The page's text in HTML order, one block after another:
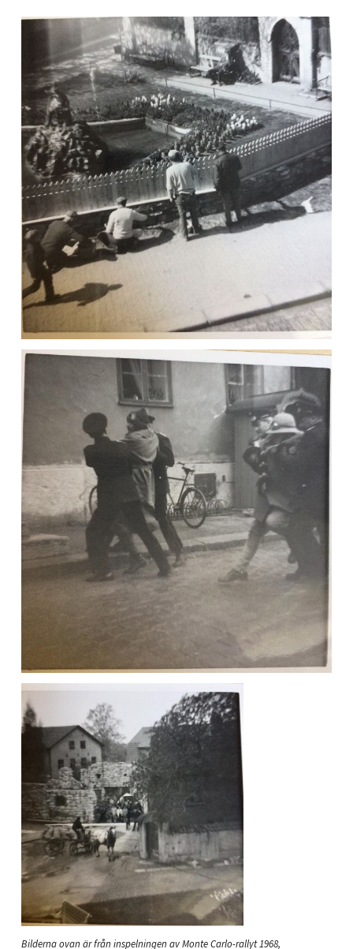
Bilderna ovan är från inspelningen av Monte Carlo-rallyt 1968,